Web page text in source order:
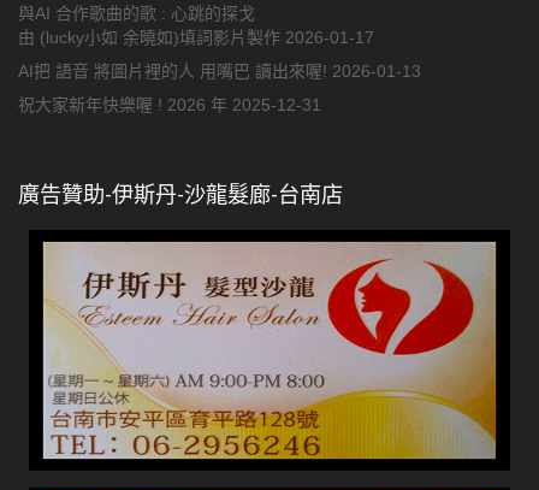
與AI 合作歌曲的歌 : 心跳的探戈
由 (lucky小如 余曉如)填詞影片製作 2026-01-17
AI把 語音 將圖片裡的人 用嘴巴 讀出來喔! 2026-01-13
祝大家新年快樂喔 ! 2026 年 2025-12-31
廣告贊助-伊斯丹-沙龍髮廊-台南店